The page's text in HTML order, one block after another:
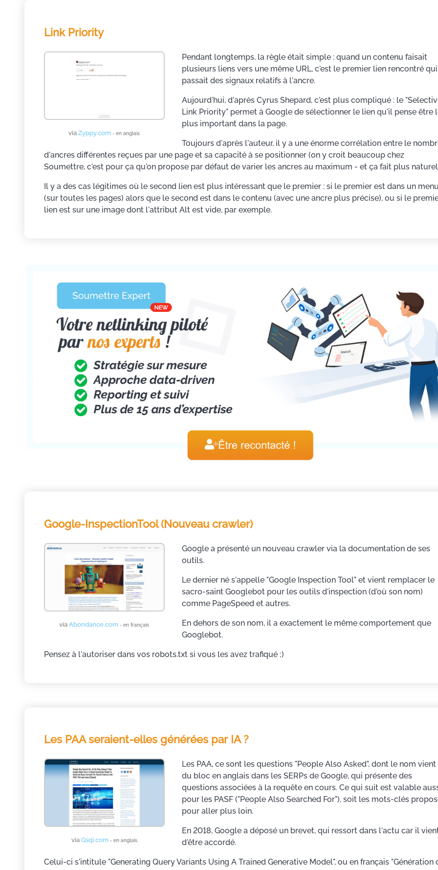
Link Priority
viaZyppy.com- en anglais
Pendant longtemps, la règle était simple : quand un contenu faisait
plusieurs liens vers une même URL, c'est le premier lien rencontré qui
passait des signaux relatifs à l'ancre.
Aujourd'hui, d'après Cyrus Shepard, c'est plus compliqué : le
Link Priority" permet à Google de sélectionner le lien qu'il pense être
plus important dans la page.
Toujours d'après l'auteur, il y a une énorme corrélation entre le
d'ancres différentes reçues par une page et sa capacité à se positionner (on y croit beaucoup chez
Soumettre, c'est pour ça qu'on propose par défaut de varier les ancres au maximum - et ça fait plus
Il y a des cas légitimes où le second lien est plus intéressant que le premier : si le premier est dans un
(sur toutes les pages) alors que le second est dans le contenu (avec une ancre plus précise), ou si le
lien est sur une image dont l'attribut Alt est vide, par exemple.
Google-InspectionTool (Nouveau crawler)
viaAbondance.com- en français
Google a présenté un nouveau crawler via la documentation de ses
outils.
Le dernier né s'appelle "Google Inspection Tool" et vient remplacer le
sacro-saint Googlebot pour les outils d'inspection (d'où son nom)
comme PageSpeed et autres.
En dehors de son nom, il a exactement le même comportement que
Googlebot.
Pensez à l'autoriser dans vos robots.txt si vous les avez trafiqué ;)
Les PAA seraient-elles générées par IA ?
via Gsqi.com - en anglais
Les PAA, ce sont les questions "People Also Asked", dont le nom vient
du bloc en anglais dans les SERPs de Google, qui présente des
questions associées à la requête en cours. Ce qui suit est valable
pour les PASF ("People Also Searched For"), soit les mots-clés
pour aller plus loin.
En 2018, Google a déposé un brevet, qui ressort dans l'actu car il
d'être accordé.
Celui-ci s'intitule "Generating Query Variants Using A Trained Generative Model", ou en français "Génération